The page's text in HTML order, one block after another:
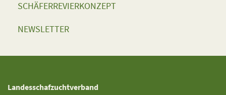
SCHÄFERREVIERKONZEPT
NEWSLETTER
Landesschafzuchtverband